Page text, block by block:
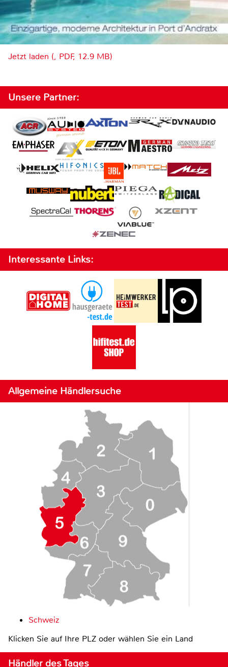
Jetzt laden (, PDF, 12.9 MB)
Unsere Partner:
Interessante Links:
Allgemeine Händlersuche
Schweiz
Klicken Sie auf Ihre PLZ oder wählen Sie ein Land
Händler des Tages